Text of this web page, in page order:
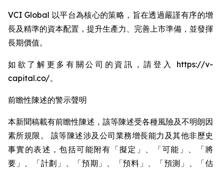
VCI Global 以平台為核心的策略，旨在透過嚴謹有序的增
長及精準的資本配置，提升生產力、完善上市準備，並發揮
長期價值。
如欲了解更多有關公司的資訊，請登入 https://v-
capital.co/。
前瞻性陳述的警示聲明
本新聞稿載有前瞻性陳述，該等陳述受各種風險及不明朗因
素所規限。 該等陳述涉及公司業務增長能力及其他非歷史
事實的表述，包括可能附有「擬定」、「可能」、「將
要」、「計劃」、「預期」、「預料」、「預測」、「估